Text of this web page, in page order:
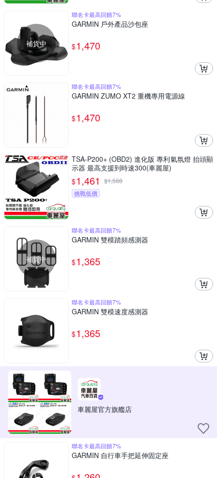
補貨中
聯名卡最高回饋7%
GARMIN 戶外產品沙包座
$1,470
聯名卡最高回饋7%
GARMIN ZUMO XT2 重機專用電源線
$1,470
TSA-P200+ (OBD2) 進化版 專利氣氛燈 抬頭顯
示器 最高支援到時速300(車麗屋)
$1,461 $1,588
挑戰低價
補貨中
聯名卡最高回饋7%
GARMIN 雙模踏頻感測器
$1,365
聯名卡最高回饋7%
GARMIN 雙模速度感測器
$1,365
車麗屋官方旗艦店
聯名卡最高回饋7%
GARMIN 自行車手把延伸固定座